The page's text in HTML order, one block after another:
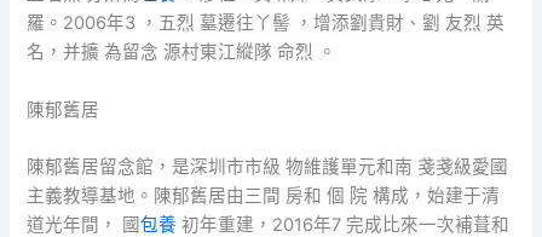
羅。2006年3 ，五烈 墓遷往丫髻 ，增添劉貴財、劉 友烈 英
名，并擴 為留念 源村東江縱隊 命烈 。
陳郁舊居
陳郁舊居留念館，是深圳市市級 物維護單元和南 戔戔級愛國
主義教導基地。陳郁舊居由三間 房和 個 院 構成，始建于清
道光年間， 國包養 初年重建，2016年7 完成比來一次補葺和